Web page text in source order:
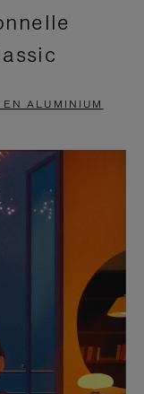
ALUMINIUM